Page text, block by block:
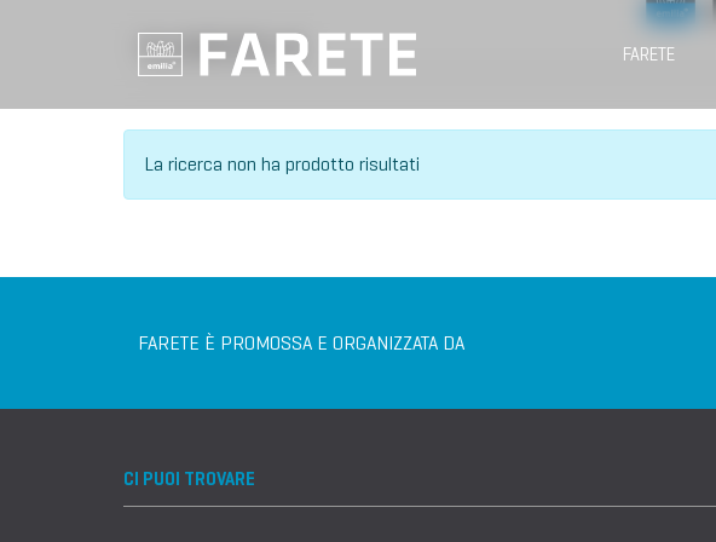
FARETE
VILLAGGIO DELL'IA
La ricerca non ha prodotto risultati
FARETE È PROMOSSA E ORGANIZZATA DA
CI PUOI TROVARE